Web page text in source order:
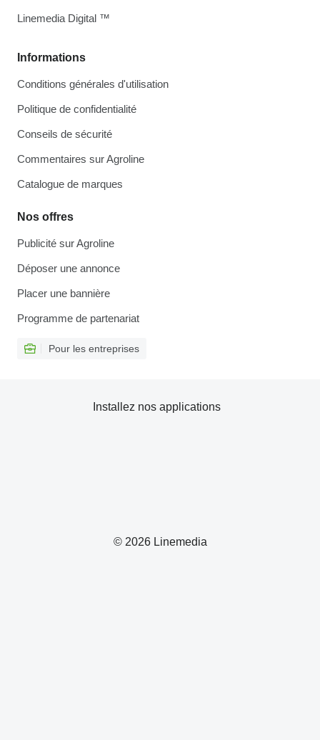
Informations
Conditions générales d'utilisation
Politique de confidentialité
Conseils de sécurité
Commentaires sur Agroline
Catalogue de marques
Nos offres
Publicité sur Agroline
Déposer une annonce
Placer une bannière
Programme de partenariat
Pour les entreprises
Linemedia Digital ™
© 2026 Linemedia
Installez nos applications